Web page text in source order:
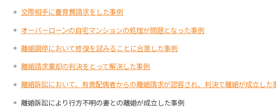
交際相手に養育費請求をした事例
オーバーローンの自宅マンションの処理が問題となった事例
離婚調停において修復を試みることに合意した事例
離婚請求棄却の判決をとって解決した事例
離婚訴訟において、有責配偶者からの離婚請求が認容され、判決で離婚が成立した
離婚訴訟により行方不明の妻との離婚が成立した事例